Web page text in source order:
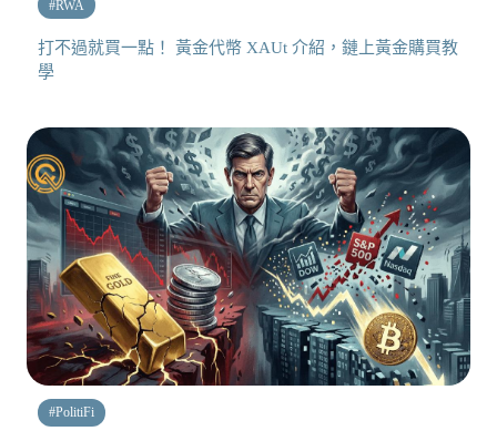
#RWA
打不過就買一點！ 黃金代幣 XAUt 介紹，鏈上黃金購買教
學
#PolitiFi